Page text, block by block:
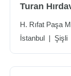
Turan
H. Rıfat Paşa
İstanbul | Şişli